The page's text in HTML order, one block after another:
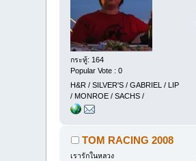
กระทู้: 164
Popular Vote : 0
H&R / SILVER'S / GABRIEL / LIP
/ MONROE / SACHS /
TOM RACING 2008
เรารักในหลวง